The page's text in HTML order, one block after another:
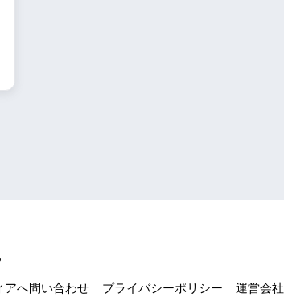
アへ問い合わせ プライバシーポリシー 運営会社